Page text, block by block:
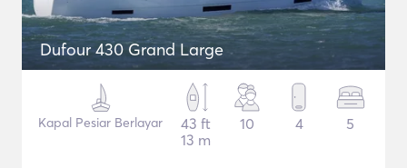
Dufour 430 Grand Large
Kapal Pesiar Berlayar
43 ft
13 m
10 4 5